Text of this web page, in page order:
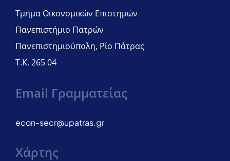
Τμήμα Οικονομικών Επιστημών
Πανεπιστήμιο Πατρών
Πανεπιστημιούπολη, Ρίο Πάτρας
Τ.Κ. 265 04
Email Γραμματείας
econ-secr@upatras.gr
Χάρτης